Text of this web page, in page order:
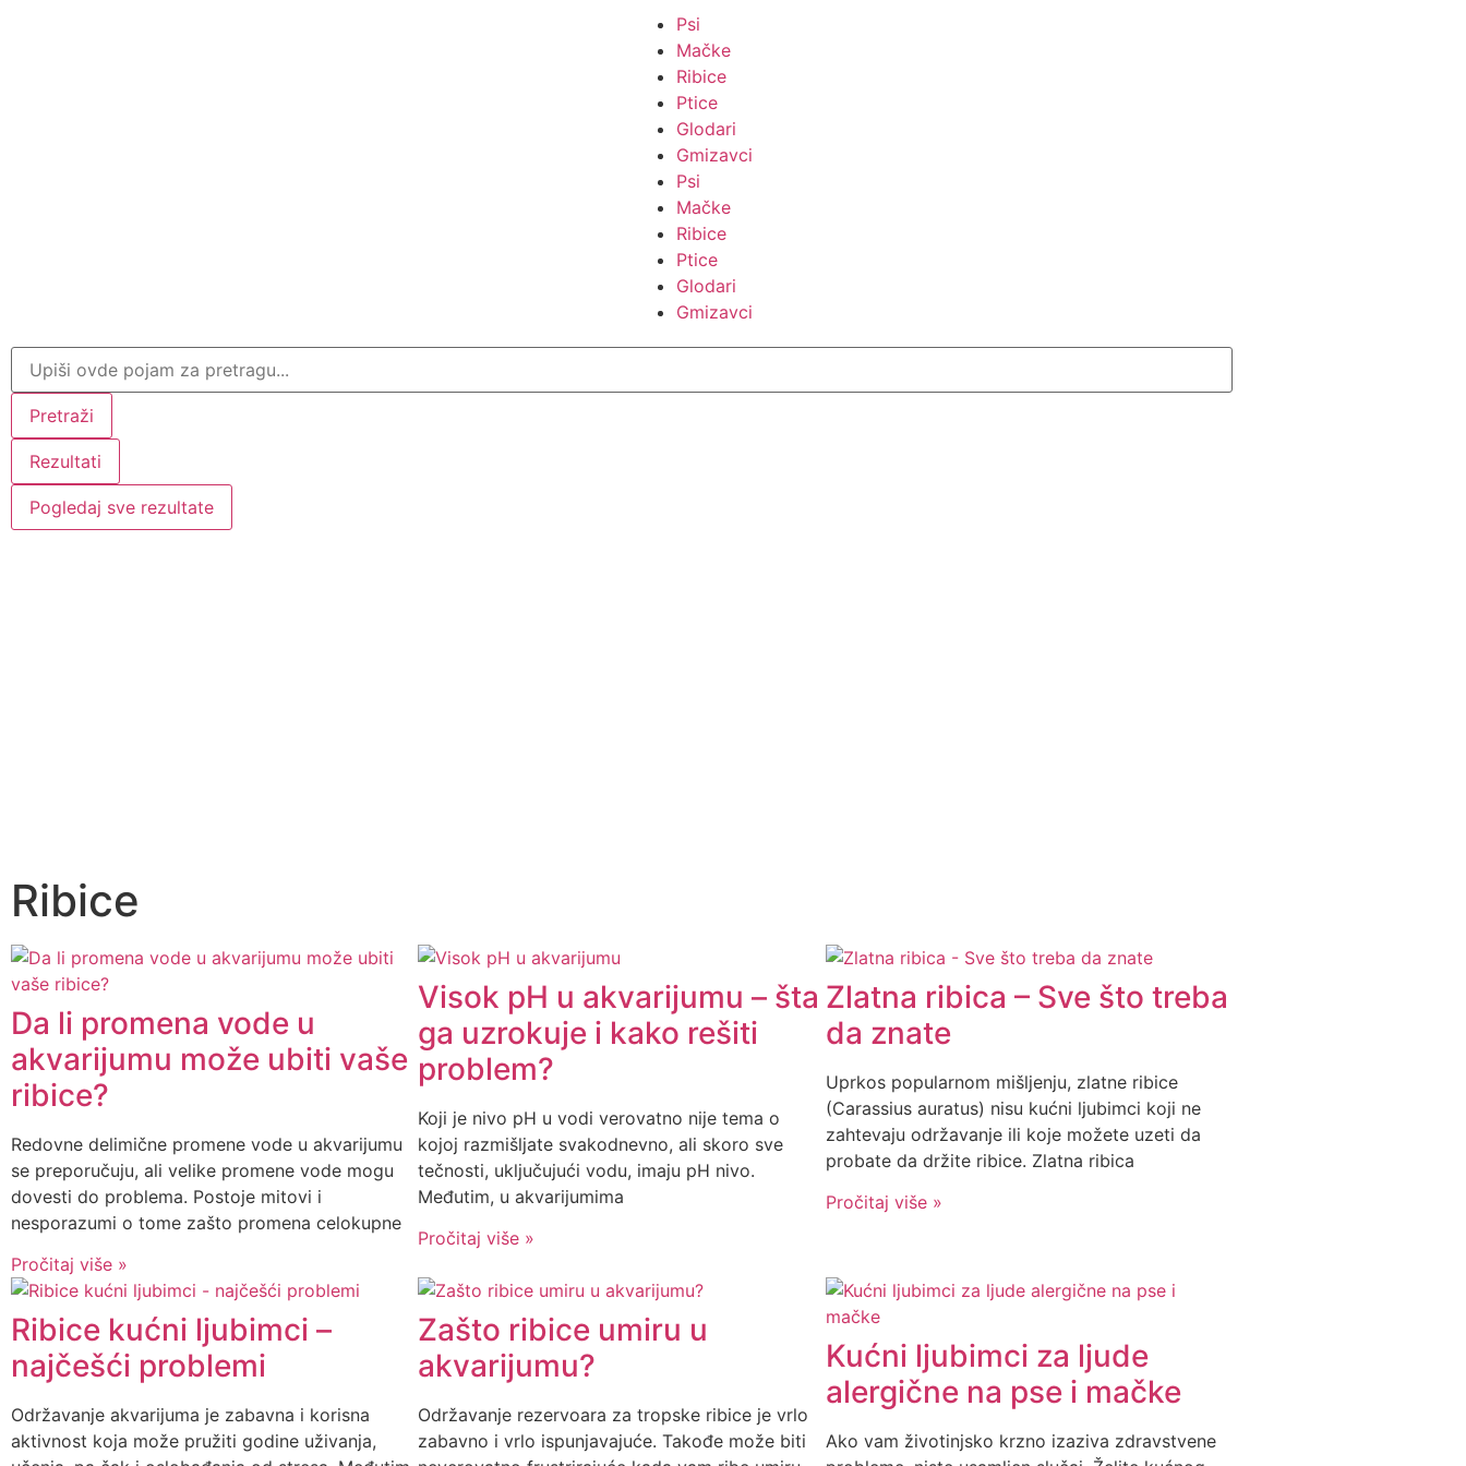
Psi
Mačke
Ribice
Ptice
Glodari
Gmizavci
Psi
Mačke
Ribice
Ptice
Glodari
Gmizavci
Pretraži
Rezultati
Pogledaj sve rezultate
Ribice
Da li promena vode u
akvarijumu može ubiti vaše
ribice?
Redovne delimične promene vode u akvarijumu
se preporučuju, ali velike promene vode mogu
dovesti do problema. Postoje mitovi i
nesporazumi o tome zašto promena celokupne
Pročitaj više »
Visok pH u akvarijumu – šta
ga uzrokuje i kako rešiti
problem?
Koji je nivo pH u vodi verovatno nije tema o
kojoj razmišljate svakodnevno, ali skoro sve
tečnosti, uključujući vodu, imaju pH nivo.
Međutim, u akvarijumima
Pročitaj više »
Zlatna ribica – Sve što treba
da znate
Uprkos popularnom mišljenju, zlatne ribice
(Carassius auratus) nisu kućni ljubimci koji ne
zahtevaju održavanje ili koje možete uzeti da
probate da držite ribice. Zlatna ribica
Pročitaj više »
Ribice kućni ljubimci –
najčešći problemi
Održavanje akvarijuma je zabavna i korisna
aktivnost koja može pružiti godine uživanja,
Zašto ribice umiru u
akvarijumu?
Održavanje rezervoara za tropske ribice je vrlo
zabavno i vrlo ispunjavajuće. Takođe može biti
Kućni ljubimci za ljude
alergične na pse i mačke
Ako vam životinjsko krzno izaziva zdravstvene